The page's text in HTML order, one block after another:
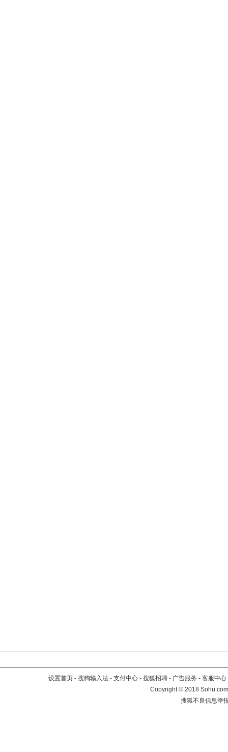
设置首页 - 搜狗输入法 - 支付中心 - 搜狐招聘 - 广告服务 - 客服中心
Copyright©2018
搜狐不良信息举